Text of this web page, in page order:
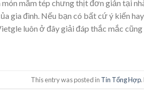
mắm tép chưng thịt đơn giản tại
gia đình. Nếu bạn có bất cứ ý kiến
luôn ở đây giải đáp thắc mắc
This entry was posted in Tin Tổng Hợp.